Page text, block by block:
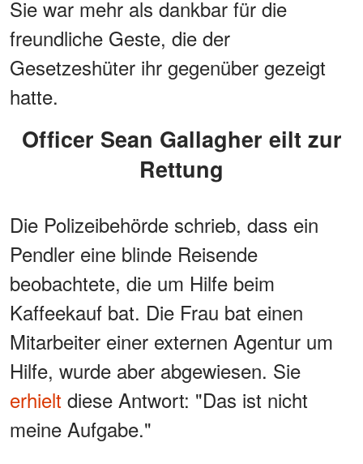
Sie war mehr als dankbar für die
freundliche Geste, die der
Gesetzeshüter ihr gegenüber gezeigt
hatte.
Officer Sean Gallagher eilt zur
Rettung
Die Polizeibehörde schrieb, dass ein
Pendler eine blinde Reisende
beobachtete, die um Hilfe beim
Kaffeekauf bat. Die Frau bat einen
Mitarbeiter einer externen Agentur um
Hilfe, wurde aber abgewiesen. Sie
erhielt diese Antwort: "Das ist nicht
meine Aufgabe."